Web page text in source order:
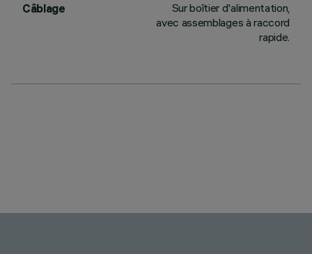
Câblage
Sur boîtier d'alimentation,
avec assemblages à raccord
rapide.